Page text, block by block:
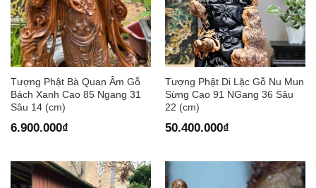
Tượng Phật Bà Quan Âm Gỗ
Bách Xanh Cao 85 Ngang 31
Sâu 14 (cm)
6.900.000₫
Tượng Phật Di Lặc Gỗ Nu Mun
Sừng Cao 91 NGang 36 Sâu
22 (cm)
50.400.000₫